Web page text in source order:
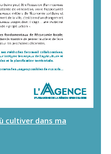
cultiver dans ma